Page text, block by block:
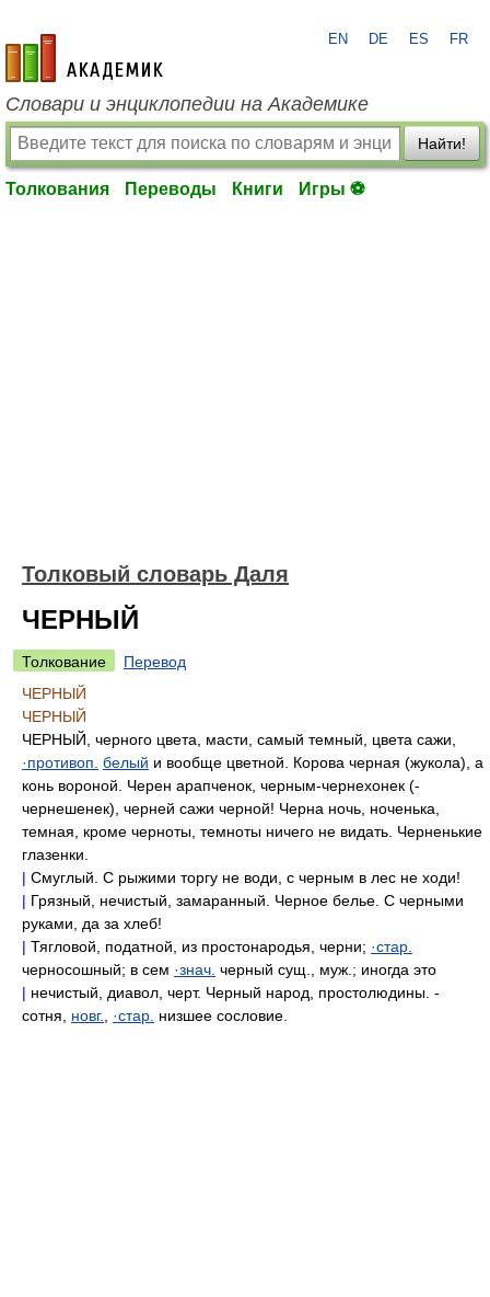
academic.ru
EN DE ES FR
Словари и энциклопедии на Академике
Найти!
Толкования Переводы Книги Игры ⚽
Толковый словарь Даля
ЧЕРНЫЙ
Толкование
Перевод
ЧЕРНЫЙ
ЧЕРНЫЙ
ЧЕРНЫЙ, черного цвета, масти, самый темный, цвета сажи,
·противоп. белый и вообще цветной. Корова черная (жукола), а
конь вороной. Черен арапченок, черным-чернехонек (-
чернешенек), черней сажи черной! Черна ночь, ноченька,
темная, кроме черноты, темноты ничего не видать. Черненькие
глазенки.
| Смуглый. С рыжими торгу не води, с черным в лес не ходи!
| Грязный, нечистый, замаранный. Черное белье. С черными
руками, да за хлеб!
| Тягловой, податной, из простонародья, черни; ·стар.
черносошный; в сем ·знач. черный сущ., муж.; иногда это
| нечистый, диавол, черт. Черный народ, простолюдины. -
сотня, новг. ·стар. низшее сословие.